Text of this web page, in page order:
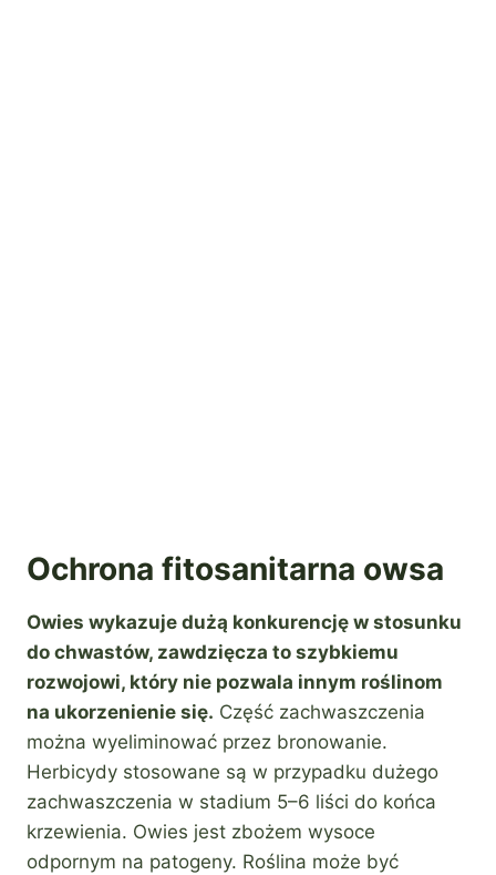
Ochrona fitosanitarna owsa
Owies wykazuje dużą konkurencję w stosunku
do chwastów, zawdzięcza to szybkiemu
rozwojowi, który nie pozwala innym roślinom
na ukorzenienie się. Część zachwaszczenia
można wyeliminować przez bronowanie.
Herbicydy stosowane są w przypadku dużego
zachwaszczenia w stadium 5–6 liści do końca
krzewienia. Owies jest zbożem wysoce
odpornym na patogeny. Roślina może być